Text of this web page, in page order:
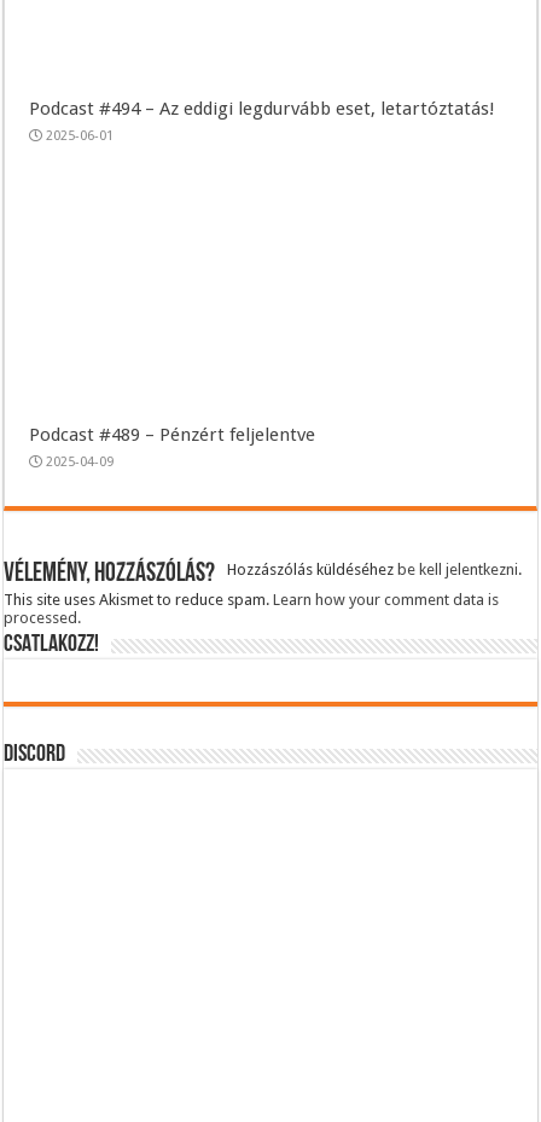
Podcast #494 – Az eddigi legdurvább eset, letartóztatás!
2025-06-01
Podcast #489 – Pénzért feljelentve
2025-04-09
Vélemény, hozzászólás? Hozzászólás küldéséhez be kell jelentkezni.
This site uses Akismet to reduce spam.Learn how your comment data is
processed.
CSATLAKOZZ!
DISCORD